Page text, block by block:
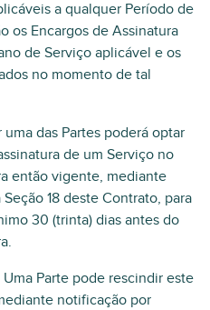
a qualquer Período de
os Encargos de Assinatura
de Serviço aplicável e os
no momento de tal
das Partes poderá optar
de um Serviço no
então vigente, mediante
18 deste Contrato, para
30 (trinta) dias antes do
Parte pode rescindir este
notificação por